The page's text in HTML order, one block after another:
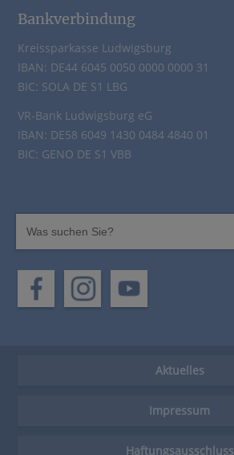
Bankverbindung
Kreissparkasse Ludwigsburg
IBAN: DE44 6045 0050 0000 0000 31
BIC: SOLA DE S1 LBG
VR-Bank Ludwigsburg eG
IBAN: DE58 6049 1430 0484 4840 01
BIC: GENO DE S1 VBB
Aktuelles
Impressum
Haftungsausschluss